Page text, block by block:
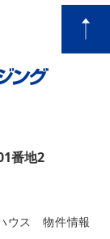
番地2
ウス
物件情報